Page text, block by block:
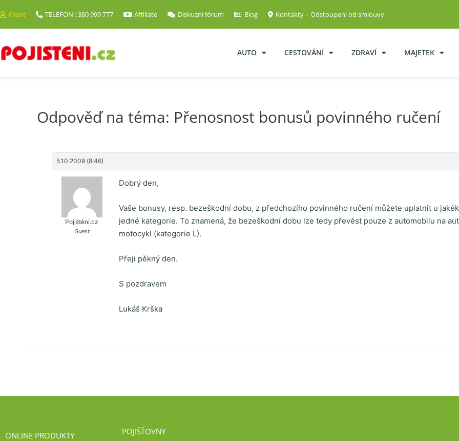
Klient TELEFON : 380 999 777 Affiliate Diskuzní fórum Blog Kontakty – Odstoupení od smlouvy
AUTO CESTOVÁNÍ ZDRAVÍ MAJETEK
Odpověď na téma: Přenosnost bonusů povinného ručení
5.10.2009 (8:46)
Pojištění.cz
Guest
Dobrý den,
Vaše bonusy, resp. bezeškodní dobu, z předchozího povinného ručení můžete uplatnit u
jedné kategorie. To znamená, že bezeškodní dobu lze tedy převést pouze z automobilu na
motocykl (kategorie L).
Přeji pěkný den.
S pozdravem
Lukáš Krška
ONLINE PRODUKTY POJIŠŤOVNY